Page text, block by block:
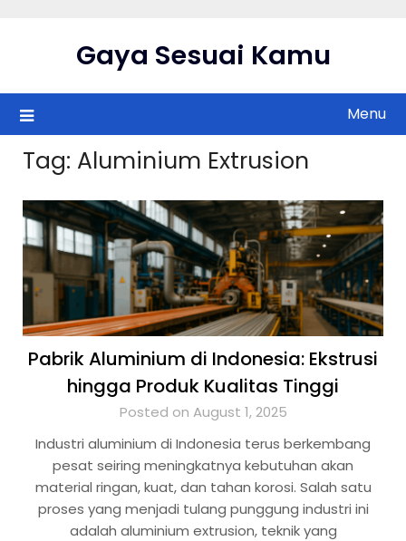
Gaya Sesuai Kamu
Menu
Tag: Aluminium Extrusion
Pabrik Aluminium di Indonesia: Ekstrusi
hingga Produk Kualitas Tinggi
Posted on August 1, 2025
Industri aluminium di Indonesia terus berkembang
pesat seiring meningkatnya kebutuhan akan
material ringan, kuat, dan tahan korosi. Salah satu
proses yang menjadi tulang punggung industri ini
adalah aluminium extrusion, teknik yang